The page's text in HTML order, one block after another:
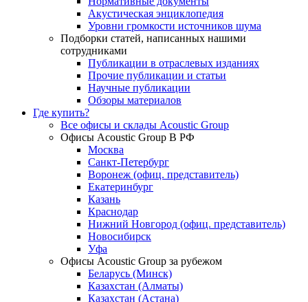
Акустическая энциклопедия
Уровни громкости источников шума
Подборки статей, написанных нашими
сотрудниками
Публикации в отраслевых изданиях
Прочие публикации и статьи
Научные публикации
Обзоры материалов
Где купить?
Все офисы и склады Acoustic Group
Офисы Acoustic Group В РФ
Москва
Санкт-Петербург
Воронеж (офиц. представитель)
Екатеринбург
Казань
Краснодар
Нижний Новгород (офиц. представитель)
Новосибирск
Уфа
Офисы Acoustic Group за рубежом
Беларусь (Минск)
Казахстан (Алматы)
Казахстан (Астана)